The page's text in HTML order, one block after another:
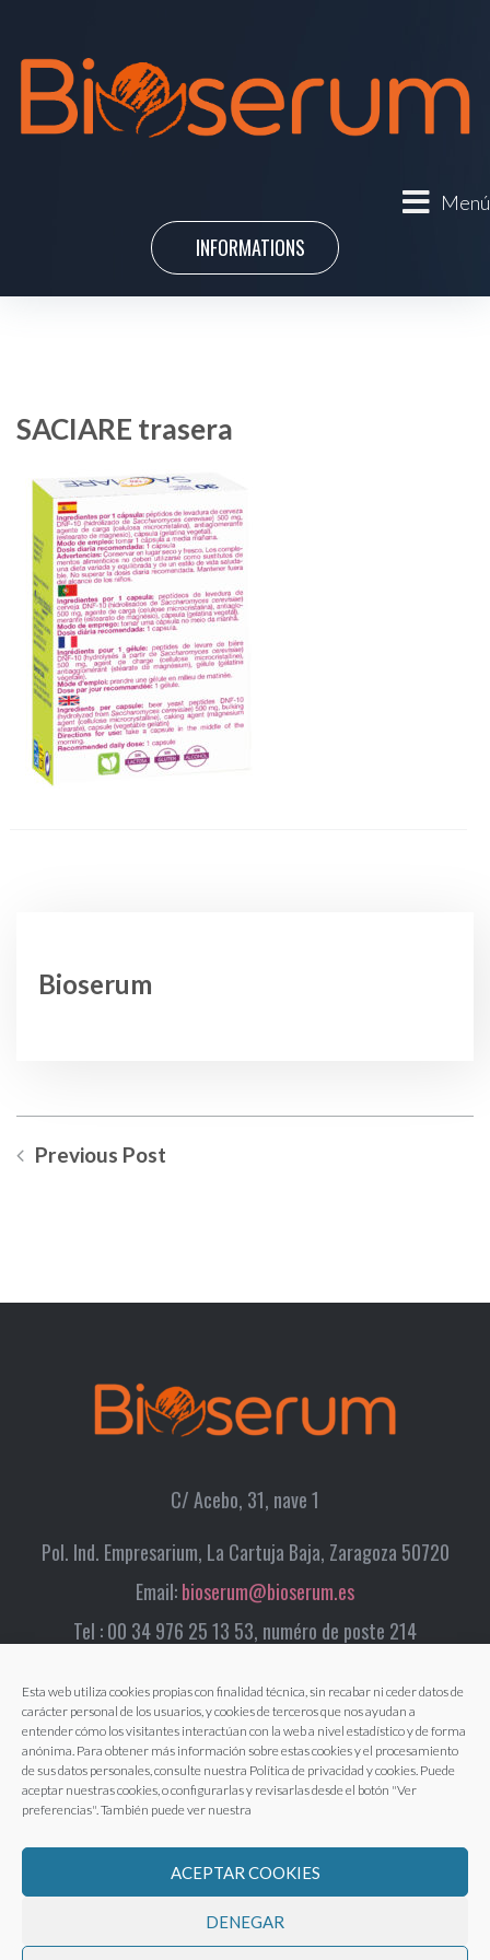
Esta web utiliza cookies propias con finalidad técnica, sin recabar ni ceder datos de
carácter personal de los usuarios, y cookies de terceros que nos ayudan a
entender cómo los visitantes interactúan con la web a nivel estadístico y de forma
anónima. Para obtener más información sobre estas cookies y el procesamiento
de sus datos personales, consulte nuestra Política de privacidad y cookies. Puede
aceptar nuestras cookies, o configurarlas y revisarlas desde el botón "Ver
preferencias". También puede ver nuestra
ACEPTAR COOKIES
DENEGAR
Menú
INFORMATIONS
SACIARE trasera
Bioserum
Previous Post
C/ Acebo, 31, nave 1
Pol. Ind. Empresarium, La Cartuja Baja, Zaragoza 50720
Email:bioserum@bioserum.es
Tel : 00 34 976 25 13 53, numéro de poste 214